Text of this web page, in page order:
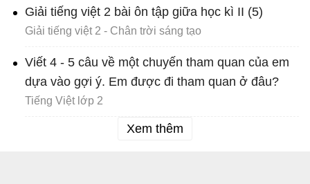
Giải tiếng việt 2 bài ôn tập giữa học kì II (5)
Giải tiếng việt 2 - Chân trời sáng tạo
Viết 4 - 5 câu về một chuyến tham quan của em
dựa vào gợi ý. Em được đi tham quan ở đâu?
Tiếng Việt lớp 2
Xem thêm